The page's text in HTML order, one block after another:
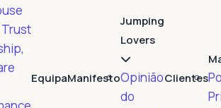
Trust
EquipaManifesto
Jumping
Lovers
Opinião
do
Clientes